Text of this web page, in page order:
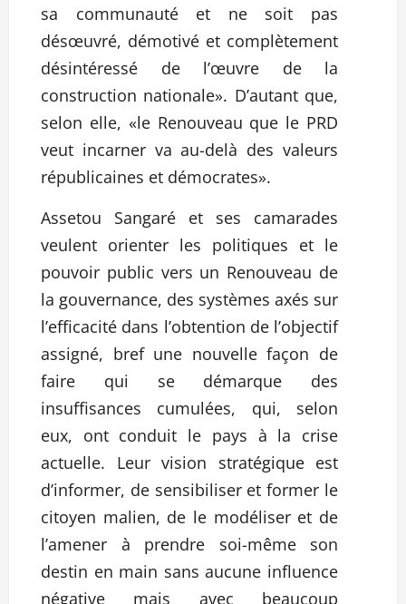
sa communauté et ne soit pas
désœuvré, démotivé et complètement
désintéressé de l’œuvre de la
construction nationale». D’autant que,
selon elle, «le Renouveau que le PRD
veut incarner va au-delà des valeurs
républicaines et démocrates».
Assetou Sangaré et ses camarades
veulent orienter les politiques et le
pouvoir public vers un Renouveau de
la gouvernance, des systèmes axés sur
l’efficacité dans l’obtention de l’objectif
assigné, bref une nouvelle façon de
faire qui se démarque des
insuffisances cumulées, qui, selon
eux, ont conduit le pays à la crise
actuelle. Leur vision stratégique est
d’informer, de sensibiliser et former le
citoyen malien, de le modéliser et de
l’amener à prendre soi-même son
destin en main sans aucune influence
négative mais avec beaucoup